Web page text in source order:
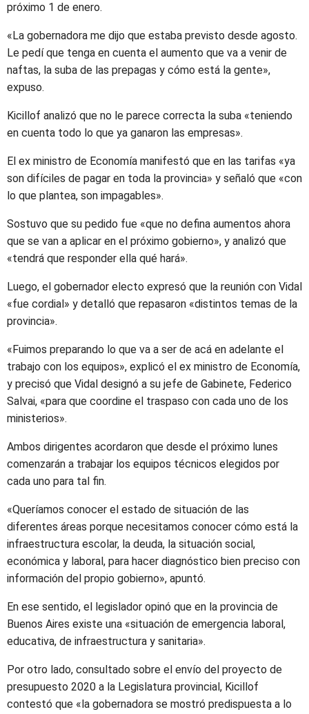
próximo 1 de enero.
«La gobernadora me dijo que estaba previsto desde agosto.
Le pedí que tenga en cuenta el aumento que va a venir de
naftas, la suba de las prepagas y cómo está la gente»,
expuso.
Kicillof analizó que no le parece correcta la suba «teniendo
en cuenta todo lo que ya ganaron las empresas».
El ex ministro de Economía manifestó que en las tarifas «ya
son difíciles de pagar en toda la provincia» y señaló que «con
lo que plantea, son impagables».
Sostuvo que su pedido fue «que no defina aumentos ahora
que se van a aplicar en el próximo gobierno», y analizó que
«tendrá que responder ella qué hará».
Luego, el gobernador electo expresó que la reunión con Vidal
«fue cordial» y detalló que repasaron «distintos temas de la
provincia».
«Fuimos preparando lo que va a ser de acá en adelante el
trabajo con los equipos», explicó el ex ministro de Economía,
y precisó que Vidal designó a su jefe de Gabinete, Federico
Salvai, «para que coordine el traspaso con cada uno de los
ministerios».
Ambos dirigentes acordaron que desde el próximo lunes
comenzarán a trabajar los equipos técnicos elegidos por
cada uno para tal fin.
«Queríamos conocer el estado de situación de las
diferentes áreas porque necesitamos conocer cómo está la
infraestructura escolar, la deuda, la situación social,
económica y laboral, para hacer diagnóstico bien preciso con
información del propio gobierno», apuntó.
En ese sentido, el legislador opinó que en la provincia de
Buenos Aires existe una «situación de emergencia laboral,
educativa, de infraestructura y sanitaria».
Por otro lado, consultado sobre el envío del proyecto de
presupuesto 2020 a la Legislatura provincial, Kicillof
contestó que «la gobernadora se mostró predispuesta a lo